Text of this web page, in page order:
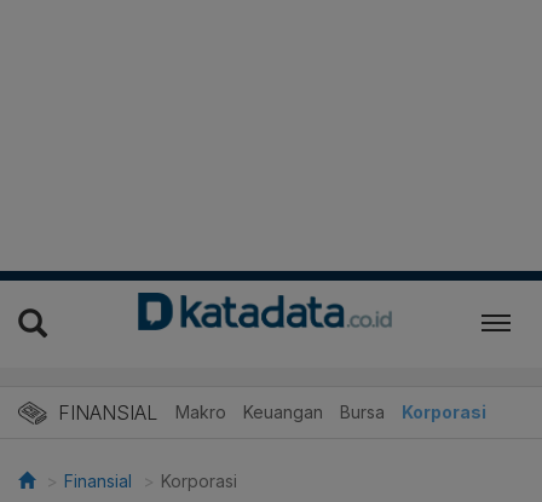
FINANSIAL Makro Keuangan Bursa Korporasi
Finansial Korporasi